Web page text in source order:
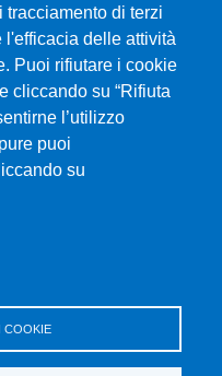
tracciamento di terzi
l'efficacia delle attività
Puoi rifiutare i cookie
cliccando su “Rifiuta
l’utilizzo
puoi
su
COOKIE